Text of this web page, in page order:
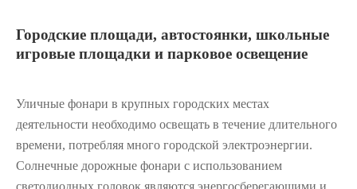
Городские площади, автостоянки, школьные
игровые площадки и парковое освещение
Уличные фонари в крупных городских местах
деятельности необходимо освещать в течение длительного
времени, потребляя много городской электроэнергии.
Солнечные дорожные фонари с использованием
светодиодных головок являются энергосберегающими и